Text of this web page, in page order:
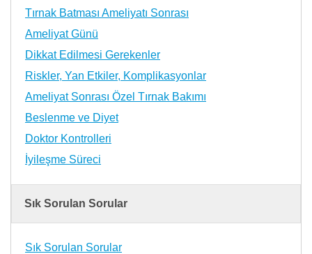
Tırnak Batması Ameliyatı Sonrası
Ameliyat Günü
Dikkat Edilmesi Gerekenler
Riskler, Yan Etkiler, Komplikasyonlar
Ameliyat Sonrası Özel Tırnak Bakımı
Beslenme ve Diyet
Doktor Kontrolleri
İyileşme Süreci
Sık Sorulan Sorular
Sık Sorulan Sorular